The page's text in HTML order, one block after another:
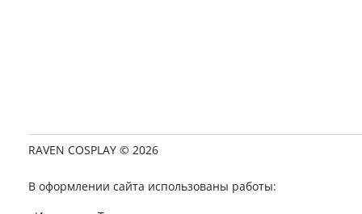
RAVEN COSPLAY © 2026
В оформлении сайта использованы работы: